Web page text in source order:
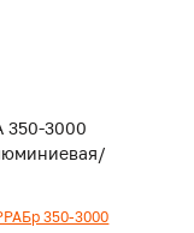
350-3000
350-3000